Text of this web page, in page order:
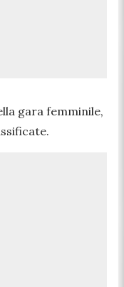
gara femminile,